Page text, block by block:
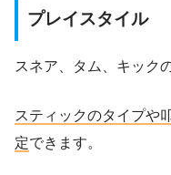
プレイスタイル
スネア、タム、キック
スティックのタイプや
定できます。